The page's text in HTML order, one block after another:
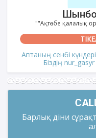
""Ақтөбе қалалық
Аптаның сенбі
Біздің
Барлық діни